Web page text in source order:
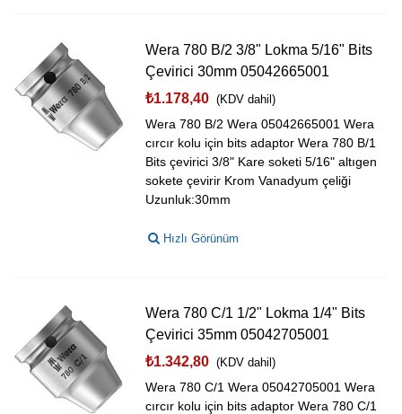
Wera 780 B/2 3/8" Lokma 5/16" Bits
Çevirici 30mm 05042665001
₺1.178,40 (KDV dahil)
Wera 780 B/2 Wera 05042665001 Wera
cırcır kolu için bits adaptor Wera 780 B/1
Bits çevirici 3/8" Kare soketi 5/16" altıgen
sokete çevirir Krom Vanadyum çeliği
Uzunluk:30mm
Hızlı Görünüm
Wera 780 C/1 1/2" Lokma 1/4" Bits
Çevirici 35mm 05042705001
₺1.342,80 (KDV dahil)
Wera 780 C/1 Wera 05042705001 Wera
cırcır kolu için bits adaptor Wera 780 C/1